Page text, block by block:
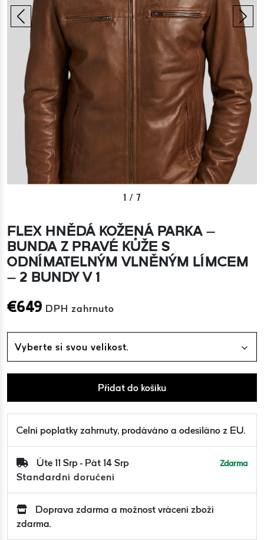
1 / 7
FLEX HNĚDÁ KOŽENÁ PARKA –
BUNDA Z PRAVÉ KŮŽE S
ODNÍMATELNÝM VLNĚNÝM LÍMCEM
– 2 BUNDY V 1
€649 DPH zahrnuto
Vyberte si svou velikost.
Přidat do košíku
Celní poplatky zahrnuty, prodáváno a odesíláno z EU.
Úte 11 Srp - Pát 14 Srp
Standardní doručení
Zdarma
Doprava zdarma a možnost vrácení zboží
zdarma.